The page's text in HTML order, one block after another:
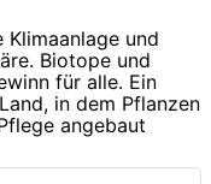
Klimaanlage und
Biotope und
für alle. Ein
in dem Pflanzen
angebaut